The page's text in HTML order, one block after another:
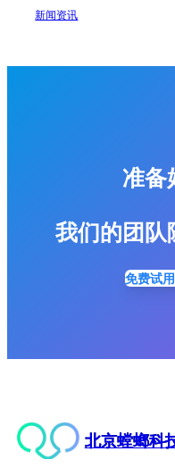
新闻资讯
准备
我们的团
免费试
北京螳螂科